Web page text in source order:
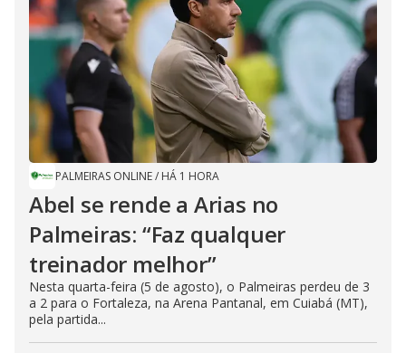
PALMEIRAS ONLINE/ HÁ 1 HORA
Abel se rende a Arias no
Palmeiras: “Faz qualquer
treinador melhor”
Nesta quarta-feira (5 de agosto), o Palmeiras perdeu de 3
a 2 para o Fortaleza, na Arena Pantanal, em Cuiabá (MT),
pela partida...